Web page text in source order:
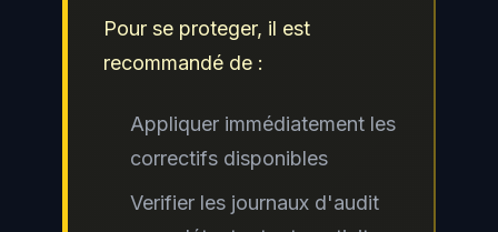
Pour se proteger, il est
recommandé de :
Appliquer immédiatement les
correctifs disponibles
Verifier les journaux d'audit